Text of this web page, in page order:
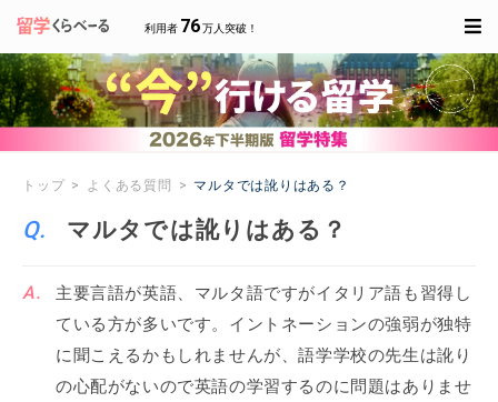
利用者 76万人突破！
トップ よくある質問 マルタでは訛りはある？
マルタでは訛りはある？
主要言語が英語、マルタ語ですがイタリア語も習得し
ている方が多いです。イントネーションの強弱が独特
に聞こえるかもしれませんが、語学学校の先生は訛り
の心配がないので英語の学習するのに問題はありませ